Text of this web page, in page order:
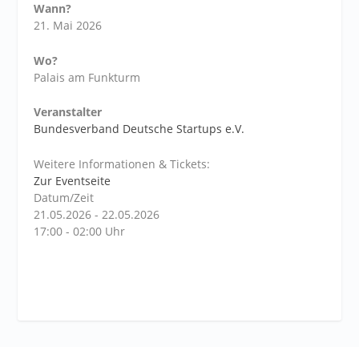
Wann?
21. Mai 2026
Wo?
Palais am Funkturm
Veranstalter
Bundesverband Deutsche Startups e.V.
Weitere Informationen & Tickets:
Zur Eventseite
Datum/Zeit
21.05.2026 - 22.05.2026
17:00 - 02:00 Uhr